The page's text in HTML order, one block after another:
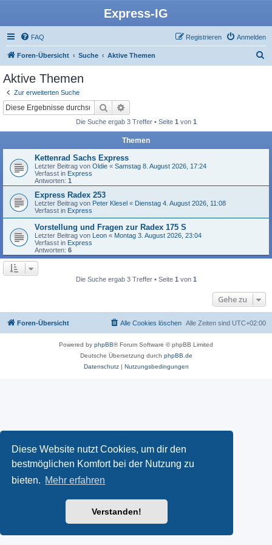
Diese Website nutzt Cookies, um dir den
bestmöglichen Komfort bei der Nutzung zu
bieten. Mehr erfahren
Verstanden!
Express-IG
FAQ Anmelden
Registrieren
Foren-Übersicht Suche Aktive Themen
Aktive Themen
Zur erweiterten Suche
Suche
Die Suche ergab 3 Treffer • Seite 1 von 1
Themen
Kettenrad Sachs Express
Letzter Beitrag von Oldie « Samstag 8. August 2026, 17:24
Verfasst in Express
Antworten: 1
Express Radex 253
Letzter Beitrag von Peter Klesel « Dienstag 4. August 2026, 11:08
Verfasst in Express
Vorstellung und Fragen zur Radex 175 S
Letzter Beitrag von Leon « Montag 3. August 2026, 23:04
Verfasst in Express
Antworten: 6
Die Suche ergab 3 Treffer • Seite 1 von 1
Gehe zu
Foren-Übersicht Alle Zeiten sind UTC+02:00
Alle Cookies löschen
Powered by phpBB® Forum Software © phpBB Limited
Deutsche Übersetzung durch phpBB.de
Datenschutz| Nutzungsbedingungen